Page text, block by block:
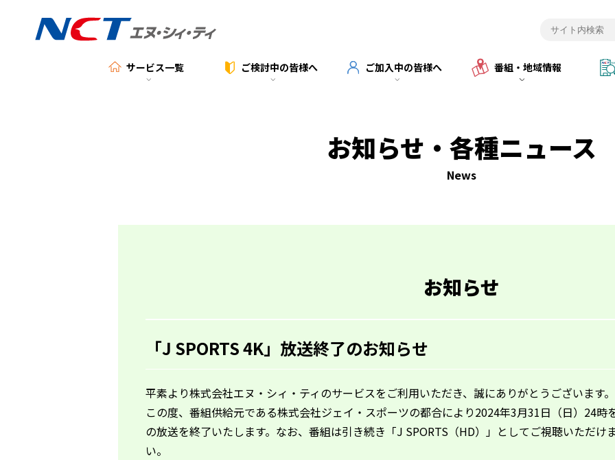
サービス一覧 ご検討中の皆様へ ご加入中の皆様へ 番組・地域情報
お知らせ・各種ニュース
News
お知らせ
「J SPORTS 4K」放送終了のお知らせ
平素より株式会社エヌ・シィ・ティのサービスをご利用いただき、誠にありがとうございます。
この度、番組供給元である株式会社ジェイ・スポーツの都合により2024年3月31日（日） 24時
の放送を終了いたします。なお、番組は引き続き「J SPORTS （HD）」としてご視聴いただけ
い。